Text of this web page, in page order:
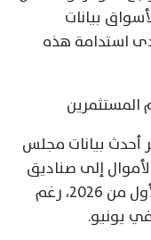
بيانات
استدامة هذه
أحدث بيانات مجلس
إلى صناديق
الذهب المتداولة عالميًا خلال النصف الأول من 2026، رغم
يونيو.